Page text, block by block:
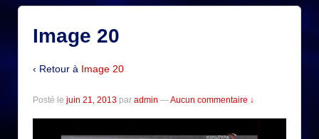
Image 20
‹ Retour à Image 20
Posté le juin 21, 2013 par admin —Aucun commentaire ↓